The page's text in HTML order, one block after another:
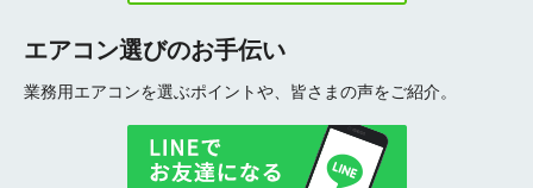
エアコン選びのお手伝い
業務用エアコンを選ぶポイントや、皆さまの声をご紹介。